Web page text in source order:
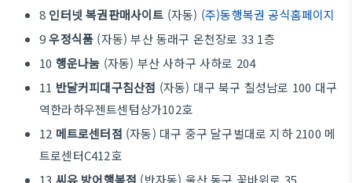
8 인터넷 복권판매사이트 (자동) (주)동행복권 공식홈페이지
9우정식품 (자동) 부산 동래구 온천장로 33 1층
10 행운나눔 (자동) 부산 사하구 사하로 204
11 반달커피대구침산점 (자동) 대구 북구 칠성남로 100 대구
역한라하우젠트센텀상가102호
12 메트로센터점 (자동) 대구 중구 달구벌대로 지하 2100 메
트로센터C412호
13 씨유 방어행복점 (반자동) 울산 동구 꽃바위로 35